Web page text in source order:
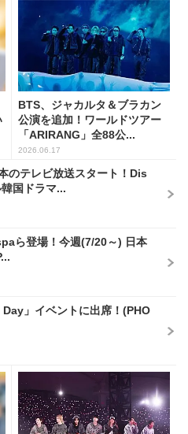
BTS、ジャカルタ＆ブラカン
公演を追加！ワールドツアー
「ARIRANG」全88公...
2026.06.17
のテレビ放送スタート！Dis
国ドラマ...
ら登場！今週(7/20～) 日本
」イベントに出席！(PHO